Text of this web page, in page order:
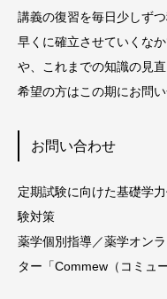
講義の復習を毎日少しず
早くに確立させていくな
や、これまでの知識の見
希望の方はこの期にお問い
お問い合わせ
定期試験に向けた基礎学
験対策
薬学個別指導／薬学オン
ター「Commew（コミュー